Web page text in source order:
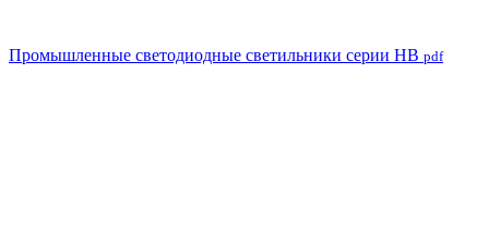
Промышленные светодиодные светильники серии HB pdf